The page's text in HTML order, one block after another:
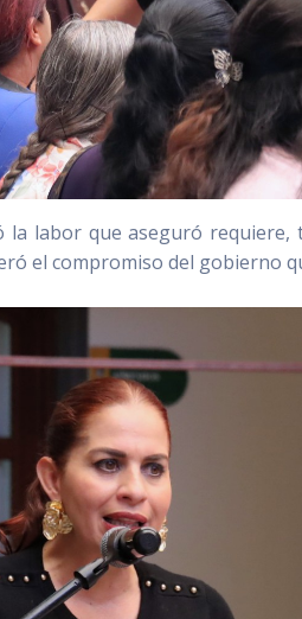
la labor que aseguró
el compromiso del gobierno